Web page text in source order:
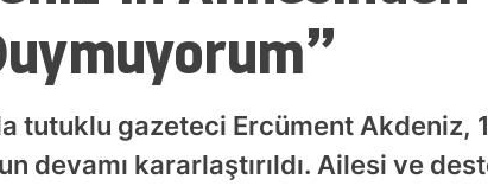
tutuklu gazeteci Ercüment Akdeniz,
devamı kararlaştırıldı. Ailesi ve